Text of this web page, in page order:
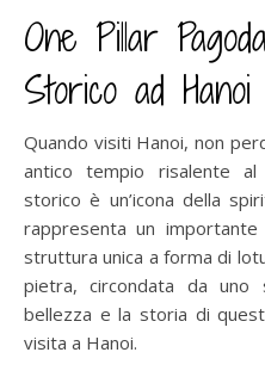
One Pillar
Storico ad Hanoi
Quando visiti Hanoi, non
antico tempio risalente
storico è un’icona della
rappresenta un
struttura unica a forma di
pietra, circondata da uno
bellezza e la storia di
visita a Hanoi.